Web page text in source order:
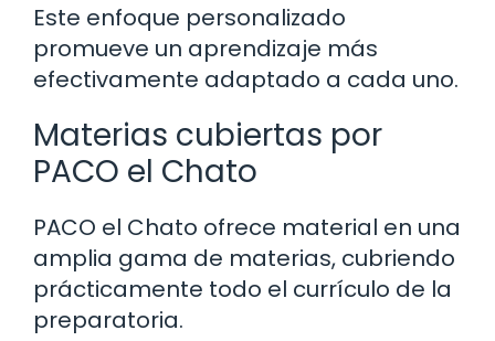
Este enfoque personalizado
promueve un aprendizaje más
efectivamente adaptado a cada uno.
Materias cubiertas por
PACO el Chato
PACO el Chato ofrece material en una
amplia gama de materias, cubriendo
prácticamente todo el currículo de la
preparatoria.